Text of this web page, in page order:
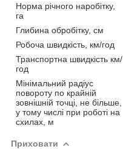
Норма річного наробітку,
га
Глибина обробітку, см
Робоча швидкість, км/год
Транспортна швидкість км/
год
Мінімальний радіус
повороту по крайній
зовнішній точці, не більше,
у тому числі при роботі на
схилах, м
Приховати